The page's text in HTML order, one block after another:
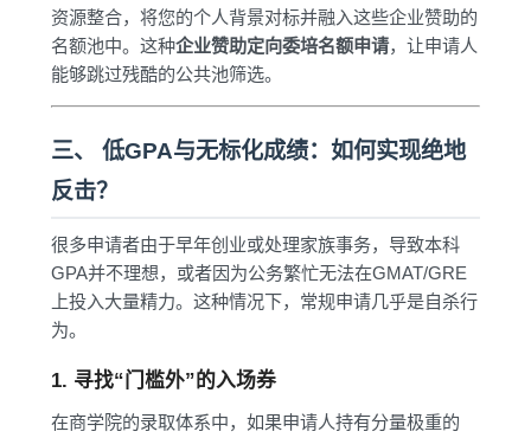
资源整合，将您的个人背景对标并融入这些企业赞助的
名额池中。这种企业赞助定向委培名额申请，让申请人
能够跳过残酷的公共池筛选。
三、 低GPA与无标化成绩：如何实现绝地
反击？
很多申请者由于早年创业或处理家族事务，导致本科
GPA并不理想，或者因为公务繁忙无法在GMAT/GRE
上投入大量精力。这种情况下，常规申请几乎是自杀行
为。
1. 寻找“门槛外”的入场券
在商学院的录取体系中，如果申请人持有分量极重的